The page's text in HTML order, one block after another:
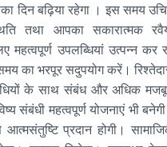
दिन बढ़िया रहेगा । इस समय
तथा आपका सकारात्मक
महत्वपूर्ण उपलब्धियां उत्पन्न कर
का भरपूर सदुपयोग करें।
के साथ संबंध और अधिक
संबंधी महत्वपूर्ण योजनाएं भी
प्रदान होगी।